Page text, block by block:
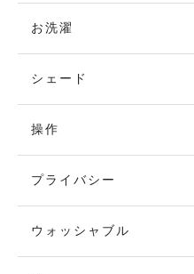
お洗濯
シェード
操作
プライバシー
ウォッシャブル